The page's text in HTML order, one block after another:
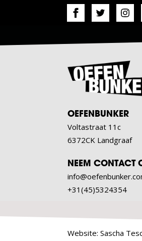
OEFENBUNKER
Voltastraat 11c
6372CK Landgraaf
NEEM CONTACT
+31(45)5324354
Website: Sascha